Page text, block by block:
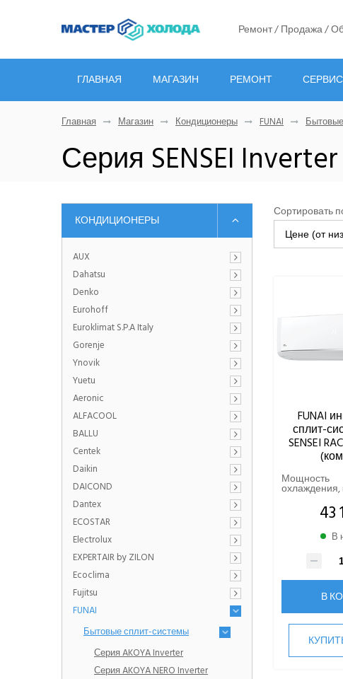
Ремонт / Продажа /
ГЛАВНАЯ МАГАЗИН РЕМОНТ
Главная Магазин Кондиционеры FUNAI
Серия SENSEI
КОНДИЦИОНЕРЫ
AUX
Dahatsu
Denko
Eurohoff
Euroklimat S.P.A Italy
Gorenje
Ynovik
Yuetu
Aeronic
ALFACOOL
BALLU
Centek
Daikin
DAICOND
Dantex
ECOSTAR
Electrolux
EXPERTAIR by ZILON
Ecoclima
Fujitsu
FUNAI
Бытовые сплит-системы
Серия AKOYA Inverter
Серия AKOYA NERO Inverter
Сортировать
Цене (от
FUNAI
сплит-
SENSEI
Мощность
охлаждения,
43
В
В